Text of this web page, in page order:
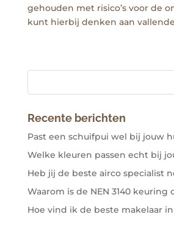
gehouden met risico’s voor de
kunt hierbij denken aan
Recente berichten
Past een schuifpui wel bij jouw
Welke kleuren passen echt bij
Heb jij de beste airco specialist
Waarom is de NEN 3140 keuring
Hoe vind ik de beste makelaar